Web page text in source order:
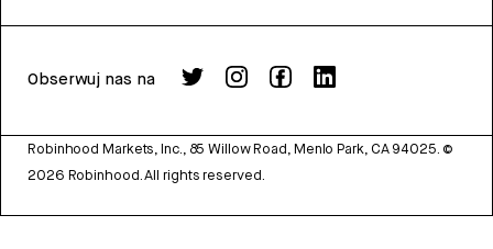
Obserwuj nas na
Robinhood Markets, Inc., 85 Willow Road, Menlo Park, CA 94025. ©
2026 Robinhood. All rights reserved.